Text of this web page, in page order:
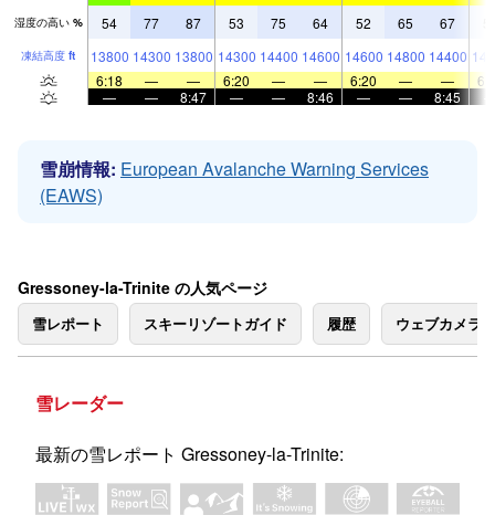
湿度の高い % 54 77 87 53 75 64 52 65 67
凍結高度 ft 13800 14300 13800 14300 14400 14600 14600 14800 14400
6:18
— — 6:20 — — 6:20 — —
—
— 8:47 — — 8:46 — — 8:45
雪崩情報: European Avalanche Warning Services
(EAWS)
Gressoney-la-Trinite の人気ページ
雪レポート スキーリゾートガイド 履歴 ウェブカメラ
雪レーダー
最新の雪レポート Gressoney-la-Trinite: